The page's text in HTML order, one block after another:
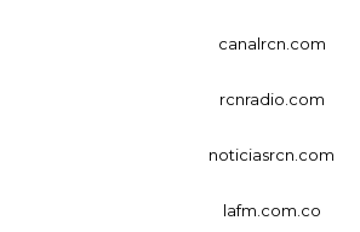
canalrcn.com
rcnradio.com
noticiasrcn.com
lafm.com.co